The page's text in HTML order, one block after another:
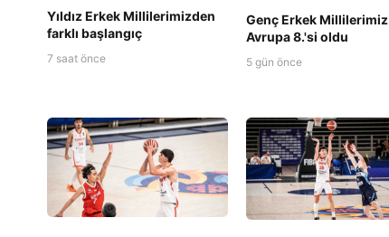
Yıldız Erkek Millilerimizden
farklı başlangıç
7 saat önce
Genç Erkek Millilerimiz
Avrupa 8.'si oldu
5 gün önce